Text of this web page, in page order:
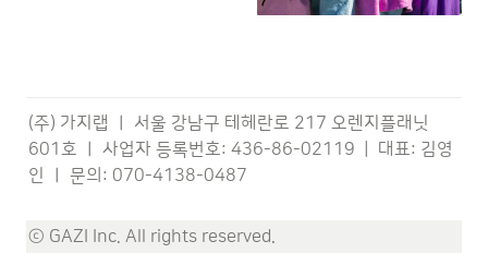
(주) 가지랩 ㅣ 서울 강남구 테헤란로 217 오렌지플래닛
601호 ㅣ 사업자 등록번호: 436-86-02119  |  대표: 김영
인 ㅣ 문의: 070-4138-0487
ⓒ GAZI Inc. All rights reserved.